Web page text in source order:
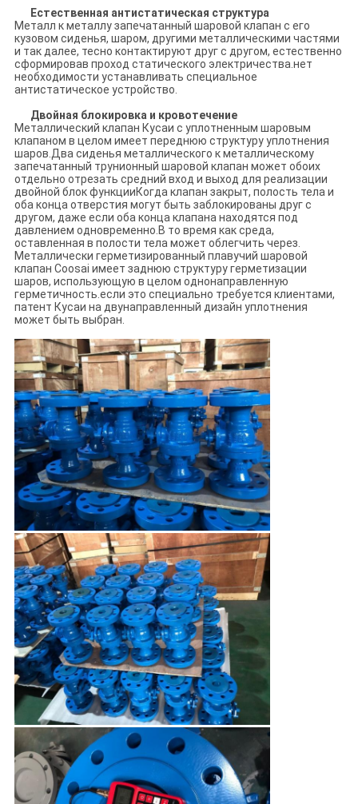
Естественная антистатическая структура
Металл к металлу запечатанный шаровой клапан с его
кузовом сиденья, шаром, другими металлическими частями
и так далее, тесно контактируют друг с другом, естественно
сформировав проход статического электричества.нет
необходимости устанавливать специальное
антистатическое устройство.
Двойная блокировка и кровотечение
Металлический клапан Кусаи с уплотненным шаровым
клапаном в целом имеет переднюю структуру уплотнения
шаров.Два сиденья металлического к металлическому
запечатанный трунионный шаровой клапан может обоих
отдельно отрезать средний вход и выход для реализации
двойной блок функцииКогда клапан закрыт, полость тела и
оба конца отверстия могут быть заблокированы друг с
другом, даже если оба конца клапана находятся под
давлением одновременно.В то время как среда,
оставленная в полости тела может облегчить через.
Металлически герметизированный плавучий шаровой
клапан Coosai имеет заднюю структуру герметизации
шаров, использующую в целом однонаправленную
герметичность.если это специально требуется клиентами,
патент Кусаи на двунаправленный дизайн уплотнения
может быть выбран.